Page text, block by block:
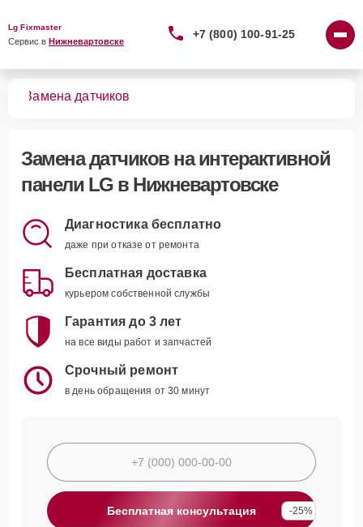
Lg Fixmaster
Сервис в Нижневартовске
+7 (800) 100-91-25
Замена датчиков
Замена датчиковна интерактивной
панели LG в Нижневартовске
Диагностика бесплатно
даже при отказе от ремонта
Бесплатная доставка
курьером собственной службы
Гарантия до 3 лет
на все виды работ и запчастей
Срочный ремонт
в день обращения от 30 минут
Бесплатная консультация -25%